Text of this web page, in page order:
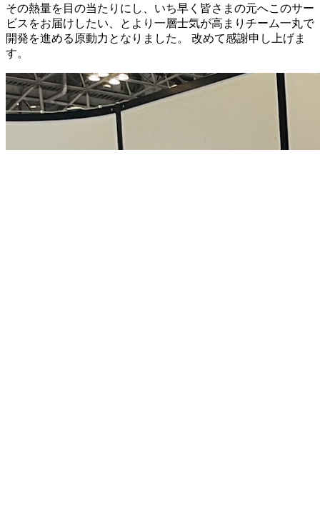
その熱量を目の当たりにし、いち早く皆さまの元へこのサー
ビスをお届けしたい、とより一層士気が高まりチーム一丸で
開発を進める原動力となりました。 改めて感謝申し上げま
す。